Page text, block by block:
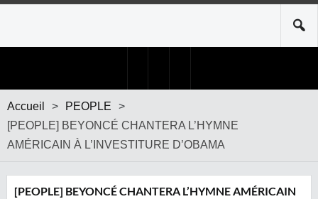
Accueil > PEOPLE
>
‎[PEOPLE] BEYONCÉ CHANTERA L’HYMNE
AMÉRICAIN À L’INVESTITURE D’OBAMA
‎[PEOPLE] BEYONCÉ CHANTERA L’HYMNE AMÉRICAIN